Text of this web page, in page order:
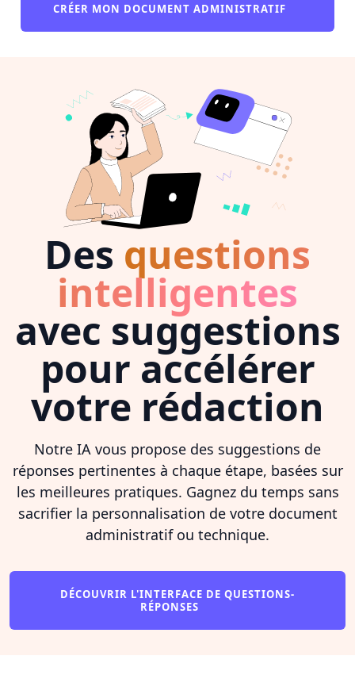
CRÉER MON DOCUMENT ADMINISTRATIF
Des questions
intelligentes
avec suggestions
pour accélérer
votre rédaction
Notre IA vous propose des suggestions de
réponses pertinentes à chaque étape, basées sur
les meilleures pratiques. Gagnez du temps sans
sacrifier la personnalisation de votre document
administratif ou technique.
DÉCOUVRIR L'INTERFACE DE QUESTIONS-
RÉPONSES